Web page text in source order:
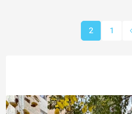
1
2